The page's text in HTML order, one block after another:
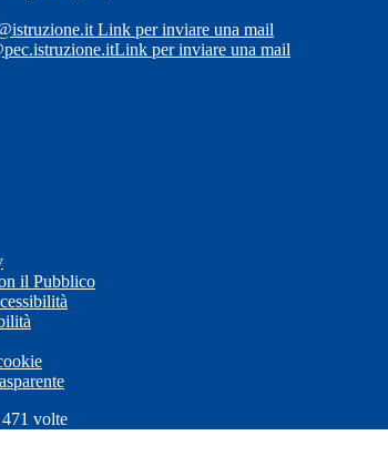
Link per inviare una mail
Link per inviare una mail
il Pubblico
471 volte